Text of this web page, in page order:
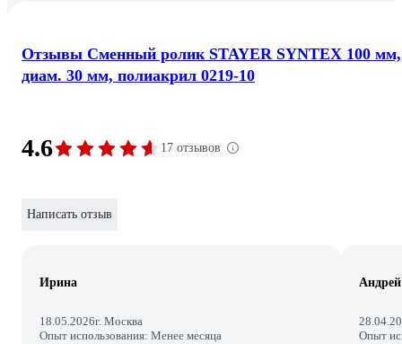
Отзывы Сменный ролик STAYER SYNTEX 100 мм,
диам. 30 мм, полиакрил 0219-10
4.6 17 отзывов
Написать отзыв
Ирина
18.05.2026г. Москва
Опыт использования: Менее месяца
Опыт